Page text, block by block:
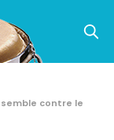
contre le